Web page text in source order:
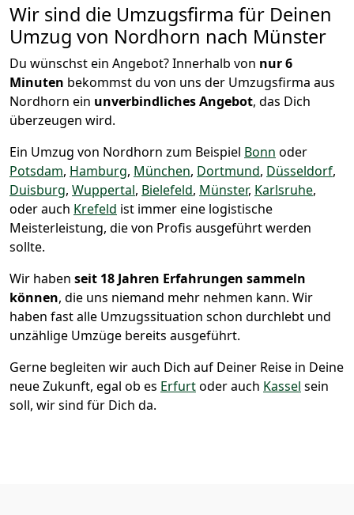
Wir sind die Umzugsfirma für Deinen
Umzug von Nordhorn nach Münster
Du wünschst ein Angebot? Innerhalb von nur 6
Minuten bekommst du von uns der Umzugsfirma aus
Nordhorn ein unverbindliches Angebot, das Dich
überzeugen wird.
Ein Umzug von Nordhorn zum Beispiel Bonn oder
Potsdam, Hamburg, München, Dortmund, Düsseldorf,
Duisburg, Wuppertal, Bielefeld, Münster, Karlsruhe,
oder auch Krefeld ist immer eine logistische
Meisterleistung, die von Profis ausgeführt werden
sollte.
Wir haben seit 18 Jahren Erfahrungen sammeln
können, die uns niemand mehr nehmen kann. Wir
haben fast alle Umzugssituation schon durchlebt und
unzählige Umzüge bereits ausgeführt.
Gerne begleiten wir auch Dich auf Deiner Reise in Deine
neue Zukunft, egal ob es Erfurtoder auch Kassel sein
soll, wir sind für Dich da.